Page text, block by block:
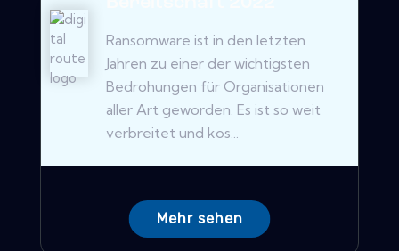
Ransomware ist in den letzten
Jahren zu einer der wichtigsten
Bedrohungen für Organisationen
aller Art geworden. Es ist so weit
verbreitet und kos...
Mehr sehen